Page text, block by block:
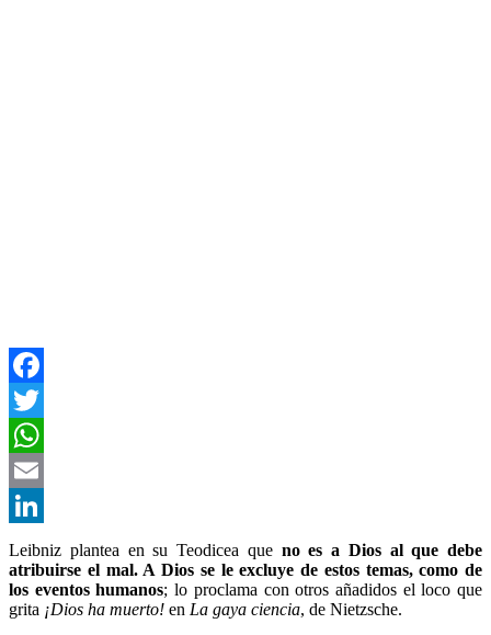
Facebook
Twitter
WhatsApp
Email
LinkedIn
Leibniz plantea en su Teodicea que no es a Dios al que debe
atribuirse el mal. A Dios se le excluye de estos temas, como de
los eventos humanos; lo proclama con otros añadidos el loco que
grita ¡Dios ha muerto! en La gaya ciencia, de Nietzsche.